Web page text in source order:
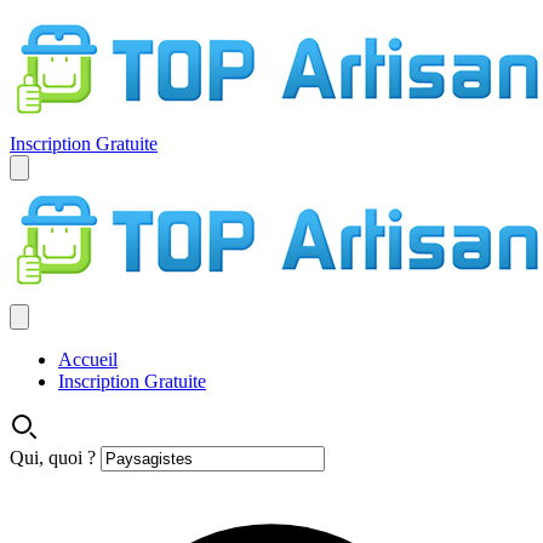
Inscription Gratuite
Accueil
Inscription Gratuite
Qui, quoi ?